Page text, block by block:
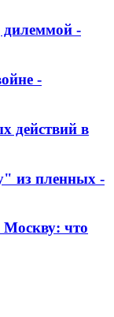
дилеммой -
-
действий в
из пленных -
Москву: что